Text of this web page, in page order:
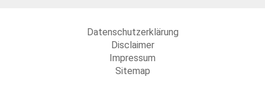
Datenschutzerklärung
Disclaimer
Impressum
Sitemap